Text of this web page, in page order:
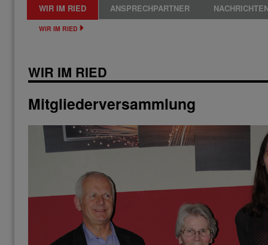
WIR IM RIED ANSPRECHPARTNER
WIR IM RIED
WIR IM RIED
Mitgliederversammlung